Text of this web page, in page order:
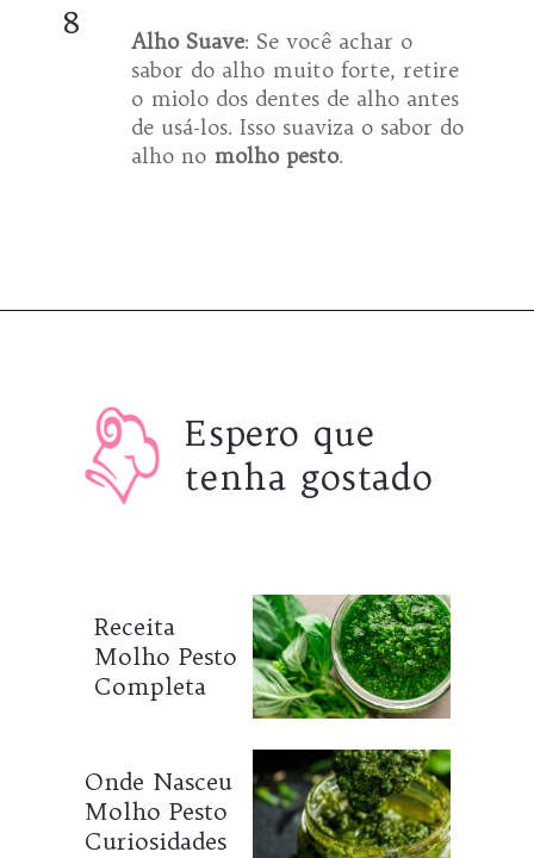
8
Alho Suave: Se você achar o
sabor do alho muito forte, retire
o miolo dos dentes de alho antes
de usá-los. Isso suaviza o sabor do
alho no molho pesto.
Espero que
tenha gostado
Onde Nasceu
Molho Pesto
Curiosidades
Receita
Molho Pesto
Completa